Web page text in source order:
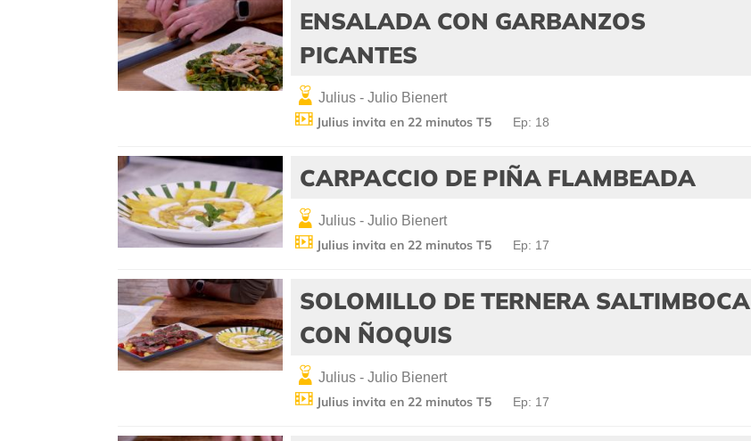
ENSALADA CON GARBANZOS
PICANTES
Julius - Julio Bienert
Julius invita en 22 minutos T5 Ep: 18
CARPACCIO DE PIÑA FLAMBEADA
Julius - Julio Bienert
Julius invita en 22 minutos T5 Ep: 17
SOLOMILLO DE TERNERA SALTIMBOCA
CON ÑOQUIS
Julius - Julio Bienert
Julius invita en 22 minutos T5 Ep: 17